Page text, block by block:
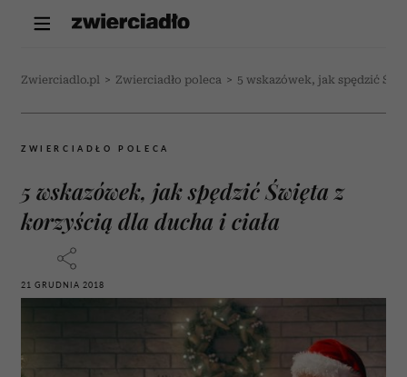
Zwierciadlo.pl > Zwierciadło poleca > 5 wskazówek, jak spędzić
ZWIERCIADŁO POLECA
5 wskazówek, jak spędzić Święta z
korzyścią dla ducha i ciała
21 GRUDNIA 2018